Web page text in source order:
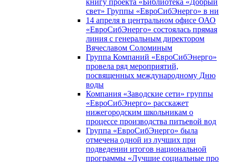
книгу проекта «Библиотека «Добрый
свет» Группы «ЕвроСибЭнерго» в ни
14 апреля в центральном офисе ОАО
«ЕвроСибЭнерго» состоялась прямая
линия с генеральным директором
Вячеславом Соломиным
Группа Компаний «ЕвроСибЭнерго»
провела ряд мероприятий,
посвященных международному Дню
воды
Компания «Заводские сети» группы
«ЕвроСибЭнерго» расскажет
нижегородским школьникам о
процессе производства питьевой вод
Группа «ЕвроСибЭнерго» была
отмечена одной из лучших при
подведении итогов национальной
программы «Лучшие социальные про